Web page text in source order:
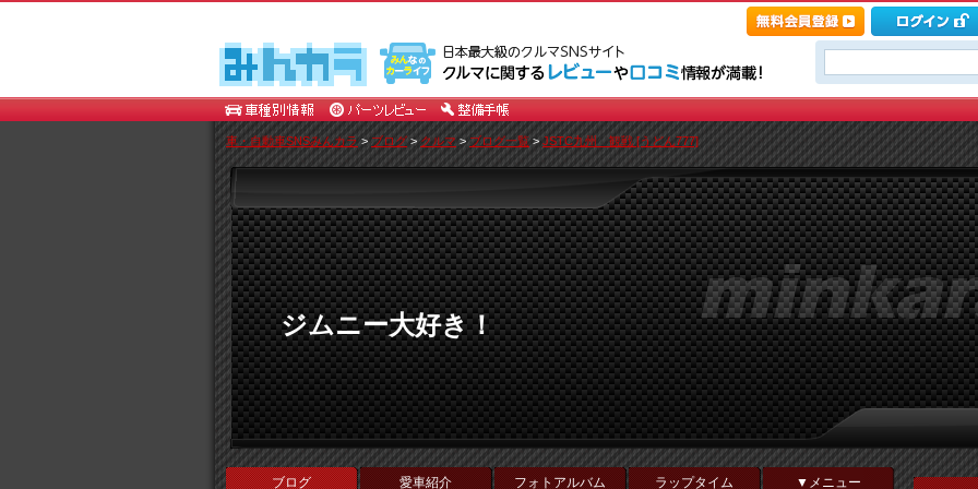
車・自動車SNSみんカラ> ブログ>クルマ >ブログ一覧>JSTC九州 観戦 [うどん777]
ジムニー大好き！
ブログ 愛車紹介 フォトアルバム ラップタイム ▼メニュー